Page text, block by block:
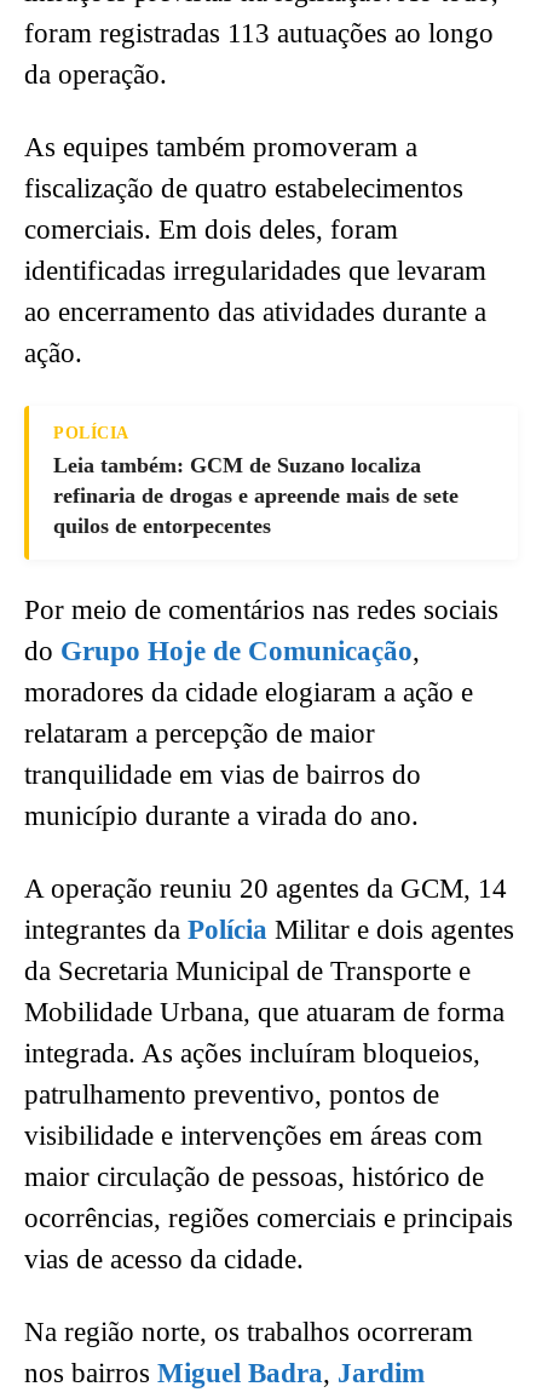
foram registradas 113 autuações ao longo
da operação.
As equipes também promoveram a
fiscalização de quatro estabelecimentos
comerciais. Em dois deles, foram
identificadas irregularidades que levaram
ao encerramento das atividades durante a
ação.
POLÍCIA
Leia também: GCM de Suzano localiza
refinaria de drogas e apreende mais de sete
quilos de entorpecentes
Por meio de comentários nas redes sociais
do Grupo Hoje de Comunicação,
moradores da cidade elogiaram a ação e
relataram a percepção de maior
tranquilidade em vias de bairros do
município durante a virada do ano.
A operação reuniu 20 agentes da GCM, 14
integrantes da Polícia Militar e dois agentes
da Secretaria Municipal de Transporte e
Mobilidade Urbana, que atuaram de forma
integrada. As ações incluíram bloqueios,
patrulhamento preventivo, pontos de
visibilidade e intervenções em áreas com
maior circulação de pessoas, histórico de
ocorrências, regiões comerciais e principais
vias de acesso da cidade.
Na região norte, os trabalhos ocorreram
nos bairros Miguel Badra, Jardim